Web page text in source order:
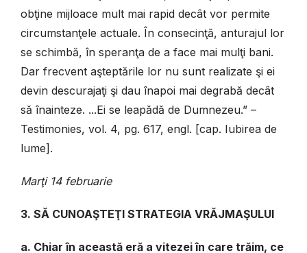
obţine mijloace mult mai rapid decât vor permite
circumstanţele actuale. În consecinţă, anturajul lor
se schimbă, în speranţa de a face mai mulţi bani.
Dar frecvent aşteptările lor nu sunt realizate şi ei
devin descurajaţi şi dau înapoi mai degrabă decât
să înainteze. ...Ei se leapădă de Dumnezeu.” –
Testimonies, vol. 4, pg. 617, engl. [cap. Iubirea de
lume].
Marţi 14 februarie
3. SĂ CUNOAŞTEŢI STRATEGIA VRĂJMAŞULUI
a. Chiar în această eră a vitezei în care trăim, ce